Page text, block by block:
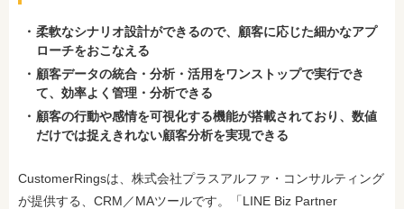
柔軟なシナリオ設計ができるので、顧客に応じた細かなアプ
ローチをおこなえる
顧客データの統合・分析・活用をワンストップで実行でき
て、効率よく管理・分析できる
顧客の行動や感情を可視化する機能が搭載されており、数値
だけでは捉えきれない顧客分析を実現できる
CustomerRingsは、株式会社プラスアルファ・コンサルティング
が提供する、CRM／MAツールです。「LINE Biz Partner